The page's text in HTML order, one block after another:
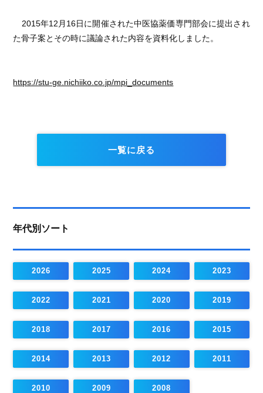
2015年12月16日に開催された中医協薬価専門部会に提出され
た骨子案とその時に議論された内容を資料化しました。
https://stu-ge.nichiiko.co.jp/mpi_documents
一覧に戻る
年代別ソート
2026 2025 2024 2023
2022 2021 2020 2019
2018 2017 2016 2015
2014 2013 2012 2011
2010 2009 2008